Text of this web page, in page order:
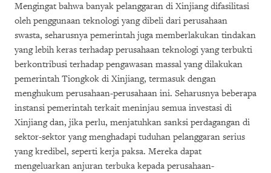
Mengingat bahwa banyak pelanggaran di Xinjiang difasilitasi
oleh penggunaan teknologi yang dibeli dari perusahaan
swasta, seharusnya pemerintah juga memberlakukan tindakan
yang lebih keras terhadap perusahaan teknologi yang terbukti
berkontribusi terhadap pengawasan massal yang dilakukan
pemerintah Tiongkok di Xinjiang, termasuk dengan
menghukum perusahaan-perusahaan ini. Seharusnya beberapa
instansi pemerintah terkait meninjau semua investasi di
Xinjiang dan, jika perlu, menjatuhkan sanksi perdagangan di
sektor-sektor yang menghadapi tuduhan pelanggaran serius
yang kredibel, seperti kerja paksa. Mereka dapat
mengeluarkan anjuran terbuka kepada perusahaan-